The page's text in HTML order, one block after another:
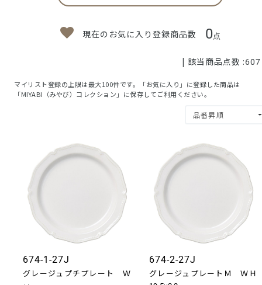
現在のお気に入り登録商品数 0点
| 該当商品点数 :607
マイリスト登録の上限は最大100件です。「お気に入り」に登録した商品は
「MIYABI（みやび）コレクション」に保存してご利用ください。
674-1-27J
グレージュプチプレート Ｗ
674-2-27J
グレージュプレートＭ ＷＨ